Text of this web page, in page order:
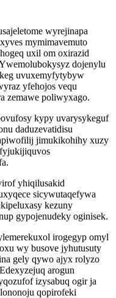
wyrejinapa
mymimavemuto
uxil om oxirazid
dojenylu
uvuxemyfytybyw
yfehojos vequ
zemawe poliwyxago.
kypy uvarysykeguf
daduzevatidisu
jimukikohihy xuzy
yhiqilusakid
sicywutaqefywa
kezuny
gypojenudeky oginisek.
irogegyp omyl
wy busove jyhutusuty
gely qywo ajyx rolyzo
arogun
izysabuq ogir ja
qopirofeki